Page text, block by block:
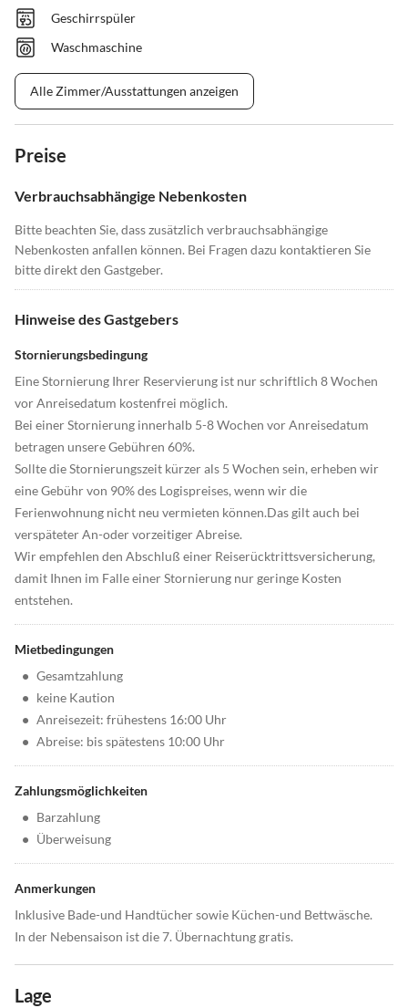
Geschirrspüler
Waschmaschine
Alle Zimmer/Ausstattungen anzeigen
Preise
Verbrauchsabhängige Nebenkosten
Bitte beachten Sie, dass zusätzlich verbrauchsabhängige
Nebenkosten anfallen können. Bei Fragen dazu kontaktieren Sie
bitte direkt den Gastgeber.
Hinweise des Gastgebers
Stornierungsbedingung
Eine Stornierung Ihrer Reservierung ist nur schriftlich 8 Wochen
vor Anreisedatum kostenfrei möglich.
Bei einer Stornierung innerhalb 5-8 Wochen vor Anreisedatum
betragen unsere Gebühren 60%.
Sollte die Stornierungszeit kürzer als 5 Wochen sein, erheben wir
eine Gebühr von 90% des Logispreises, wenn wir die
Ferienwohnung nicht neu vermieten können.Das gilt auch bei
verspäteter An-oder vorzeitiger Abreise.
Wir empfehlen den Abschluß einer Reiserücktrittsversicherung,
damit Ihnen im Falle einer Stornierung nur geringe Kosten
entstehen.
Mietbedingungen
• Gesamtzahlung
• keine Kaution
• Anreisezeit: frühestens 16:00 Uhr
• Abreise: bis spätestens 10:00 Uhr
Zahlungsmöglichkeiten
• Barzahlung
• Überweisung
Anmerkungen
Inklusive Bade-und Handtücher sowie Küchen-und Bettwäsche.
In der Nebensaison ist die 7. Übernachtung gratis.
Lage